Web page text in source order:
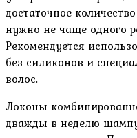
достаточное
нужно не чаще одного
Рекомендуется
без силиконов и
волос.
Локоны
дважды в неделю